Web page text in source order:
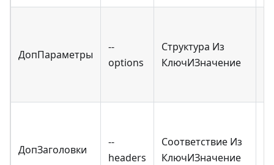
ДопПараметры
--
options
Структура Из
КлючИЗначение
ДопЗаголовки
--
headers
Соответствие Из
КлючИЗначение